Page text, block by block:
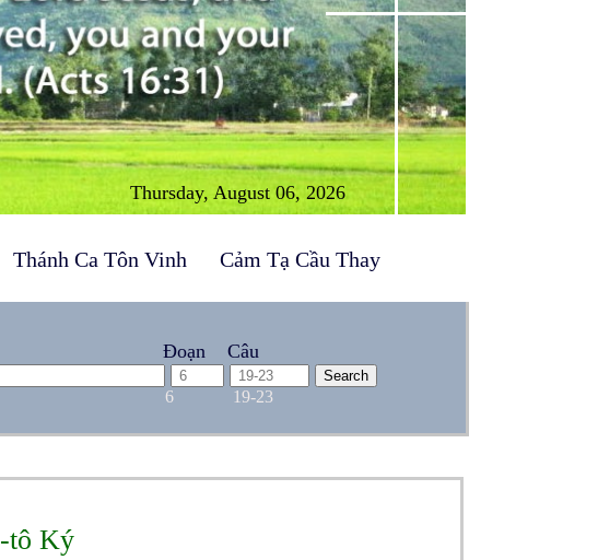
Thursday, August 06, 2026
ĐoạnCâu
6 19-23
Thánh Ca Tôn Vinh Cảm Tạ Cầu Thay
tô Ký